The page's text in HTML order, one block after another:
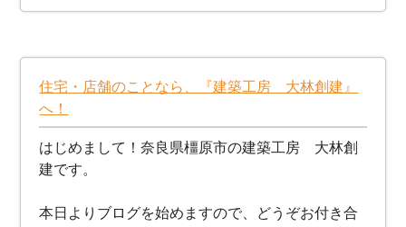
住宅・店舗のことなら、『建築工房 大林創建』
へ！
はじめまして！奈良県橿原市の建築工房 大林創
建です。
本日よりブログを始めますので、どうぞお付き合